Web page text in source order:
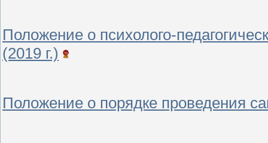
Положение о психолого-
(2019 г.)
Положение о порядке проведения